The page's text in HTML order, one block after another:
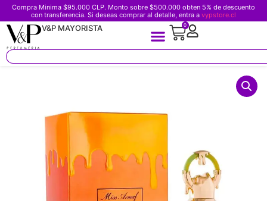
Compra Minima $95.000 CLP. Monto sobre $500.000 obten 5% de descuento
con transferencia. Si deseas comprar al detalle, entra a vypstore.cl
V&P MAYORISTA 0